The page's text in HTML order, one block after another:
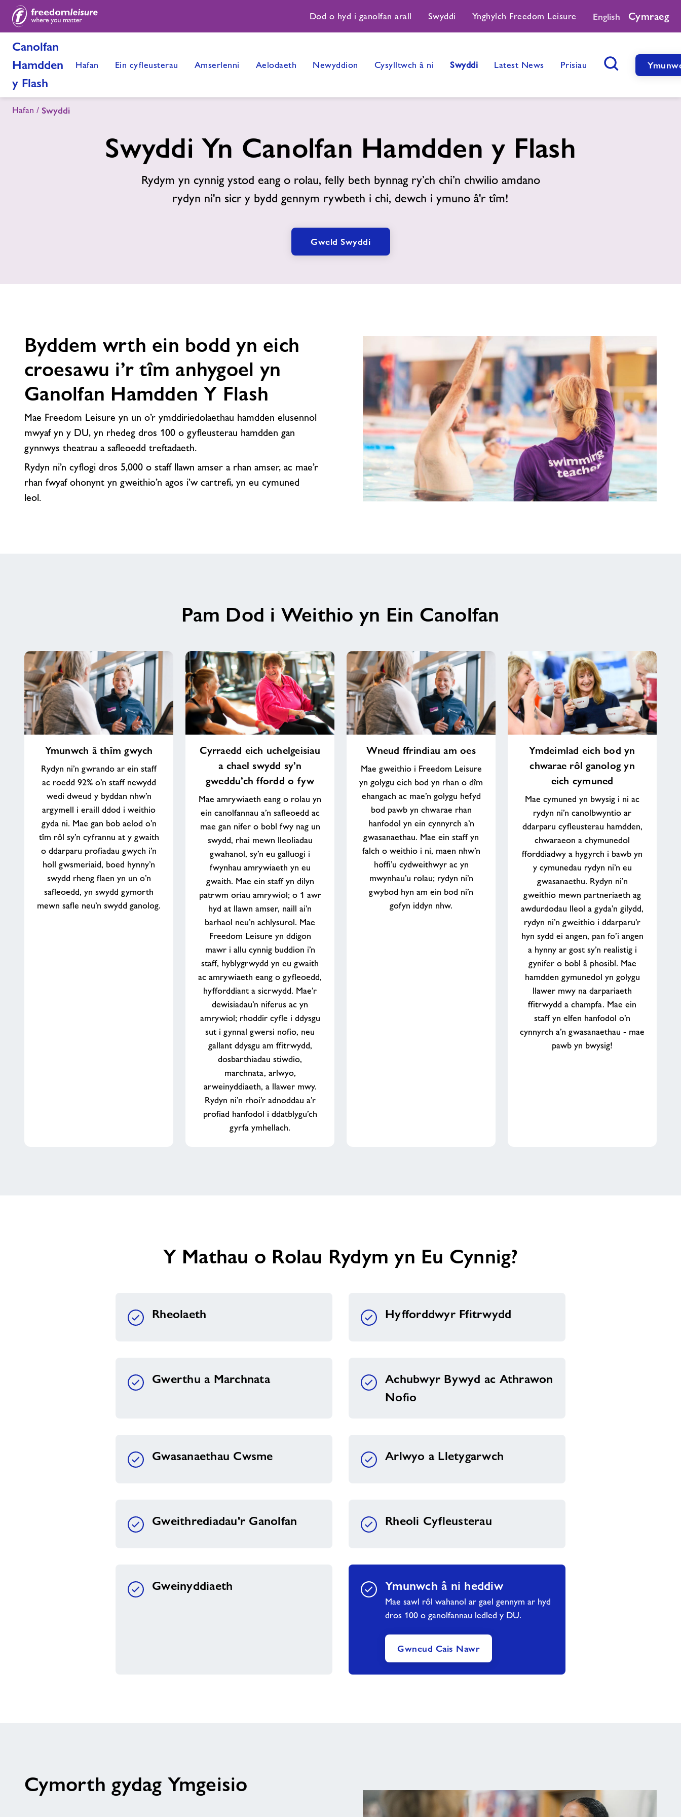
Dod o hyd i ganolfan arall Swyddi Ynghylch Freedom Leisure English Cymraeg
Canolfan
Hamdden
y Flash
Hafan Ein cyfleusterau Amserlenni Aelodaeth Newyddion Cysylltwch â ni Swyddi Latest News Prisiau
Hafan Swyddi
Swyddi Yn Canolfan Hamdden y Flash
Rydym yn cynnig ystod eang o rolau, felly beth bynnag ry’ch chi’n chwilio amdano
rydyn ni'n sicr y bydd gennym rywbeth i chi, dewch i ymuno â'r tîm!
Gweld Swyddi
anhygoel
Hamdden
Y
Flash
Byddem wrth ein bodd yn eich
croesawu i’r tîm anhygoel yn
Ganolfan Hamdden Y Flash
Mae Freedom Leisure yn un o’r ymddiriedolaethau hamdden elusennol
mwyaf yn y DU, yn rhedeg dros 100 o gyfleusterau hamdden gan
gynnwys theatrau a safleoedd treftadaeth.
Rydyn ni’n cyflogi dros 5,000 o staff llawn amser a rhan amser, ac mae’r
rhan fwyaf ohonynt yn gweithio’n agos i’w cartrefi, yn eu cymuned
leol.
Pam Dod i Weithio yn Ein Canolfan
Ymunwch â thîm gwych
Rydyn ni’n gwrando ar ein staff
ac roedd 92% o’n staff newydd
wedi dweud y byddan nhw’n
argymell i eraill ddod i weithio
gyda ni. Mae gan bob aelod o’n
tîm rôl sy’n cyfrannu at y gwaith
o ddarparu profiadau gwych i’n
holl gwsmeriaid, boed hynny’n
swydd rheng flaen yn un o’n
safleoedd, yn swydd gymorth
mewn safle neu’n swydd ganolog.
uchelgeisiau
swydd
gweddu’ch
Cyrraedd eich uchelgeisiau
a chael swydd sy’n
gweddu’ch ffordd o fyw
Mae amrywiaeth eang o rolau yn
ein canolfannau a’n safleoedd ac
mae gan nifer o bobl fwy nag un
swydd, rhai mewn lleoliadau
gwahanol, sy’n eu galluogi i
fwynhau amrywiaeth yn eu
gwaith. Mae ein staff yn dilyn
patrwm oriau amrywiol; o 1 awr
hyd at llawn amser, naill ai’n
barhaol neu’n achlysurol. Mae
Freedom Leisure yn ddigon
mawr i allu cynnig buddion i’n
staff, hyblygrwydd yn eu gwaith
ac amrywiaeth eang o gyfleoedd,
hyfforddiant a sicrwydd. Mae’r
dewisiadau’n niferus ac yn
amrywiol; rhoddir cyfle i ddysgu
sut i gynnal gwersi nofio, neu
gallant ddysgu am ffitrwydd,
dosbarthiadau stiwdio,
marchnata, arlwyo,
arweinyddiaeth, a llawer mwy.
Rydyn ni’n rhoi’r adnoddau a’r
profiad hanfodol i ddatblygu’ch
gyrfa ymhellach.
ffrindiauWneud ffrindiau am oes
Mae gweithio i Freedom Leisure
yn golygu eich bod yn rhan o dîm
ehangach ac mae’n golygu hefyd
bod pawb yn chwarae rhan
hanfodol yn ein cynnyrch a’n
gwasanaethau. Mae ein staff yn
falch o weithio i ni, maen nhw’n
hoffi’u cydweithwyr ac yn
mwynhau’u rolau; rydyn ni’n
gwybod hyn am ein bod ni’n
gofyn iddyn nhw.
cymuned
Ymdeimlad eich bod yn
chwarae rôl ganolog yn
eich cymuned
Mae cymuned yn bwysig i ni ac
rydyn ni’n canolbwyntio ar
ddarparu cyfleusterau hamdden,
chwaraeon a chymunedol
fforddiadwy a hygyrch i bawb yn
y cymunedau rydyn ni’n eu
gwasanaethu. Rydyn ni’n
gweithio mewn partneriaeth ag
awdurdodau lleol a gyda’n gilydd,
rydyn ni’n gweithio i ddarparu’r
hyn sydd ei angen, pan fo’i angen
a hynny ar gost sy’n realistig i
gynifer o bobl â phosibl. Mae
hamdden gymunedol yn golygu
llawer mwy na darpariaeth
ffitrwydd a champfa. Mae ein
staff yn elfen hanfodol o’n
cynnyrch a’n gwasanaethau - mae
pawb yn bwysig!
Y Mathau o Rolau Rydym yn Eu Cynnig?
Rheolaeth Hyfforddwyr Ffitrwydd
Gwerthu a Marchnata
Achubwyr Bywyd ac Athrawon
Nofio
Gwasanaethau Cwsme Arlwyo a Lletygarwch
Gweithrediadau'r Ganolfan Rheoli Cyfleusterau
Gweinyddiaeth Ymunwch â ni heddiw
Mae sawl rôl wahanol ar gael gennym ar hyd
dros 100 o ganolfannau ledled y DU.
Gwneud Cais Nawr
Cymorth gydag Ymgeisio